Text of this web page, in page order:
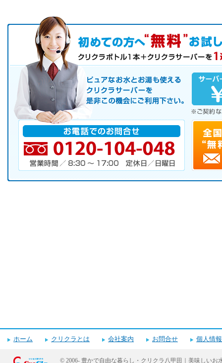
初めての方へ キャンペーン実施中！
お気軽にお申し込み下さい。
ピュアなお水とお湯も使えるクリクラサーバーを是非この機会にご
サーバレンタル
ご自宅まで配送
※ご契約なさらなくても結構です。
お電話でのお問合せ
ホーム クリクラとは 会社案内 お問合せ 個人情
© 2006- 豊かで自由な暮らし・クリクラ八甲田｜美味しいお